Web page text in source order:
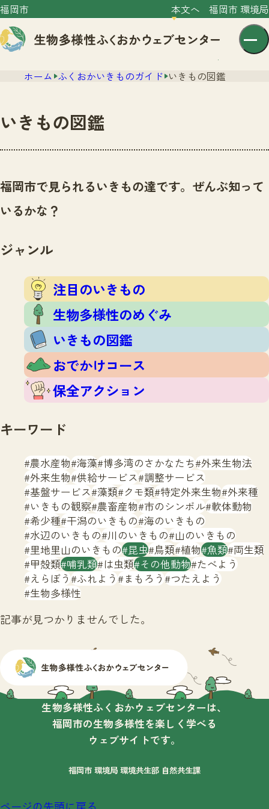
福岡市 本文へ 福岡市 環境局
文字サイズ 小 中 大
センター紹介
センター紹介TOP
サイトポリシー
ニュース
いきものガイド
注目のいきもの
生物多様性のめぐみ
いきもの図鑑
おでかけコース
保全アクション
イベント
いきもの調査隊
調査レポート
調査レポートTOP
調査結果
ふくおかいきものマップ
マッチング
マッチングTOP
掲載申し込みフォーム
お問合せ
生物多様性ふくおかウェブセンターとは
サイトマップ
ホーム ふくおかいきものガイド いきもの図鑑
いきもの図鑑
福岡市で見られるいきもの達です。ぜんぶ知って
いるかな？
ジャンル
注目のいきもの
生物多様性のめぐみ
いきもの図鑑
おでかけコース
保全アクション
キーワード
農水産物 海藻 博多湾のさかなたち 外来生物法
外来生物 供給サービス 調整サービス
基盤サービス 藻類 クモ類 特定外来生物 外来種
いきもの観察 農畜産物 市のシンボル 軟体動物
希少種 干潟のいきもの 海のいきもの
水辺のいきもの 川のいきもの 山のいきもの
里地里山のいきもの 昆虫 鳥類 植物 魚類 両生類
甲殻類 哺乳類 は虫類 その他動物 たべよう
えらぼう ふれよう まもろう つたえよう
生物多様性
記事が見つかりませんでした。
生物多様性ふくおかウェブセンターは、
福岡市の生物多様性を楽しく学べる
ウェブサイトです。
福岡市 環境局 環境共生部 自然共生課